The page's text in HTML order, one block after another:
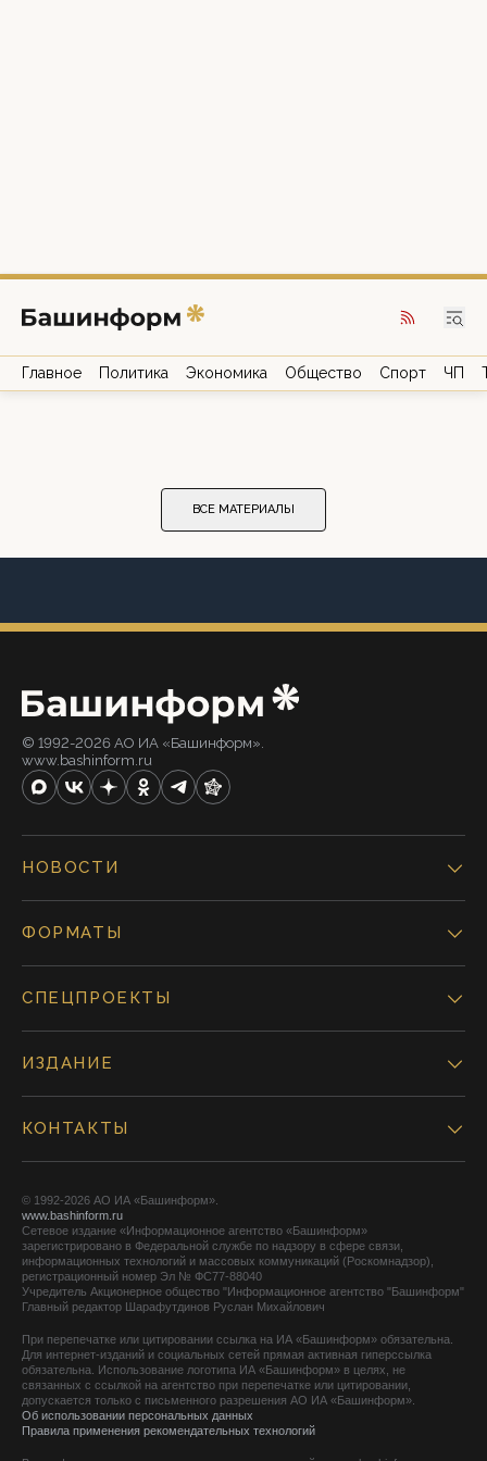
Главное Политика Экономика Общество Спорт ЧП
ВСЕ МАТЕРИАЛЫ
© 1992-2026 АО ИА «Башинформ».
www.bashinform.ru
НОВОСТИ
ФОРМАТЫ
СПЕЦПРОЕКТЫ
ИЗДАНИЕ
КОНТАКТЫ
© 1992-2026 АО ИА «Башинформ».
www.bashinform.ru
Сетевое издание «Информационное агентство «Башинформ»
зарегистрировано в Федеральной службе по надзору в сфере связи,
информационных технологий и массовых коммуникаций (Роскомнадзор),
регистрационный номер Эл № ФС77-88040
Учредитель Акционерное общество "Информационное агентство "Башинформ"
Главный редактор Шарафутдинов Руслан Михайлович
При перепечатке или цитировании ссылка на ИА «Башинформ» обязательна.
Для интернет-изданий и социальных сетей прямая активная гиперссылка
обязательна. Использование логотипа ИА «Башинформ» в целях, не
связанных с ссылкой на агентство при перепечатке или цитировании,
допускается только с письменного разрешения АО ИА «Башинформ».
Об использовании персональных данных
Правила применения рекомендательных технологий